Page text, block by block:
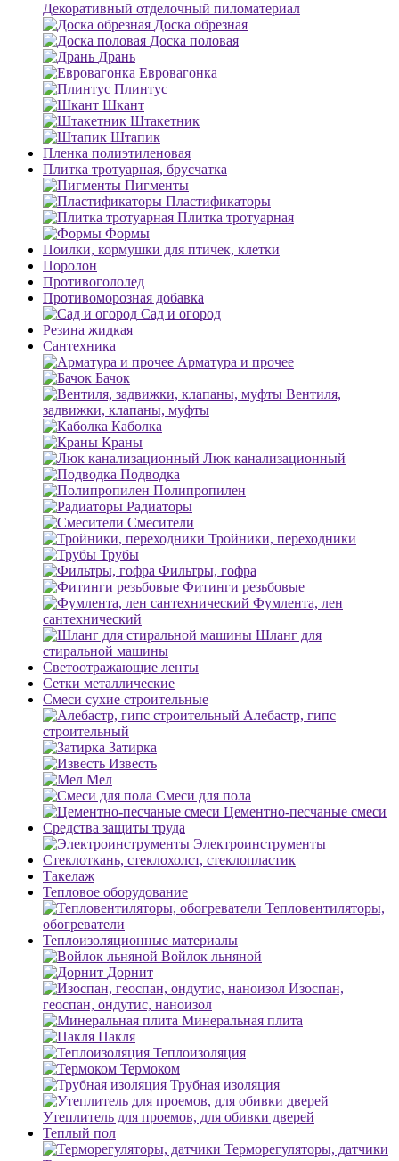
Декоративный отделочный пиломатериал
Доска обрезная
Доска половая
Дрань
Евровагонка
Плинтус
Шкант
Штакетник
Штапик
Пленка полиэтиленовая
Плитка тротуарная, брусчатка
Пигменты
Пластификаторы
Плитка тротуарная
Формы
Поилки, кормушки для птичек, клетки
Поролон
Противогололед
Противоморозная добавка
Сад и огород
Резина жидкая
Сантехника
Арматура и прочее
Бачок
Вентиля,
задвижки, клапаны, муфты
Каболка
Краны
Люк канализационный
Подводка
Полипропилен
Радиаторы
Смесители
Тройники, переходники
Трубы
Фильтры, гофра
Фитинги резьбовые
Фумлента, лен
сантехнический
Шланг для
стиральной машины
Светоотражающие ленты
Сетки металлические
Смеси сухие строительные
Алебастр, гипс
строительный
Затирка
Известь
Мел
Смеси для пола
Цементно-песчаные смеси
Средства защиты труда
Электроинструменты
Стеклоткань, стеклохолст, стеклопластик
Такелаж
Тепловое оборудование
Тепловентиляторы,
обогреватели
Теплоизоляционные материалы
Войлок льняной
Дорнит
Изоспан,
геоспан, ондутис, наноизол
Минеральная плита
Пакля
Теплоизоляция
Термоком
Трубная изоляция
Утеплитель для проемов, для обивки дверей
Теплый пол
Терморегуляторы, датчики